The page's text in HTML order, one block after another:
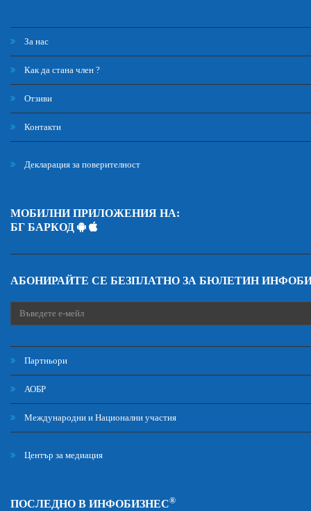
За нас
Как да стана член ?
Отзиви
Контакти
Декларация за поверителност
МОБИЛНИ ПРИЛОЖЕНИЯ НА:
БГ БАРКОД
АБОНИРАЙТЕ СЕ БЕЗПЛАТНО ЗА БЮЛЕТИН
Партньори
АОБР
Международни и Национални участия
Център за медиация
ПОСЛЕДНО В ИНФОБИЗНЕС®